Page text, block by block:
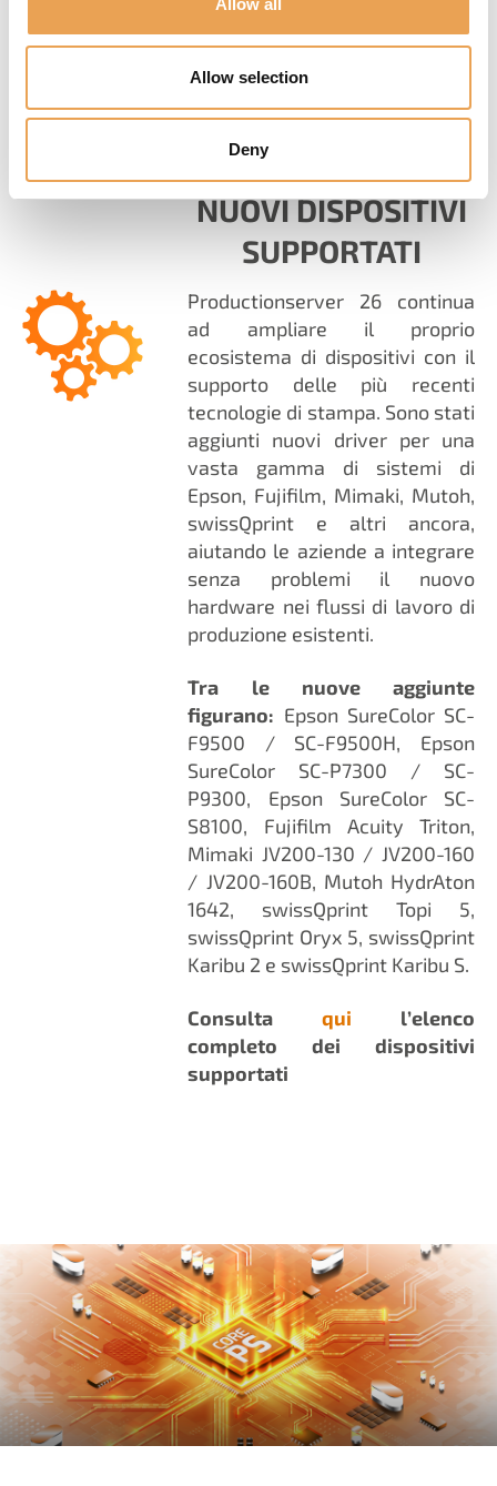
Allow all
Allow selection
Deny
attuali funzionalità PDF
NUOVI DISPOSITIVI
SUPPORTATI
Productionserver 26 continua
ad ampliare il proprio
ecosistema di dispositivi con il
supporto delle più recenti
tecnologie di stampa. Sono stati
aggiunti nuovi driver per una
vasta gamma di sistemi di
Epson, Fujifilm, Mimaki, Mutoh,
swissQprint e altri ancora,
aiutando le aziende a integrare
senza problemi il nuovo
hardware nei flussi di lavoro di
produzione esistenti.
Tra le nuove aggiunte
figurano: Epson SureColor SC-
F9500 / SC-F9500H, Epson
SureColor SC-P7300 / SC-
P9300, Epson SureColor SC-
S8100, Fujifilm Acuity Triton,
Mimaki JV200-130 / JV200-160
/ JV200-160B, Mutoh HydrAton
1642, swissQprint Topi 5,
swissQprint Oryx 5, swissQprint
Karibu 2 e swissQprint Karibu S.
Consultaqui l’elenco
completo dei dispositivi
supportati